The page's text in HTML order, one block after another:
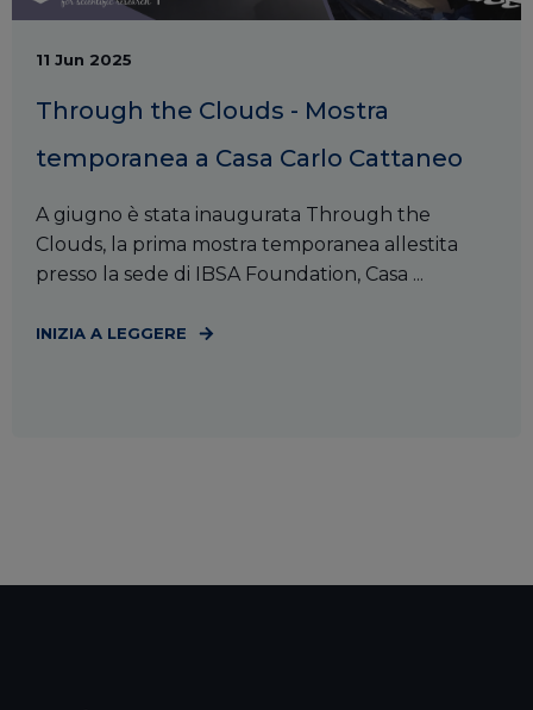
11 Jun 2025
Through the Clouds - Mostra
temporanea a Casa Carlo Cattaneo
A giugno è stata inaugurata Through the
Clouds, la prima mostra temporanea allestita
presso la sede di IBSA Foundation, Casa ...
INIZIA A LEGGERE